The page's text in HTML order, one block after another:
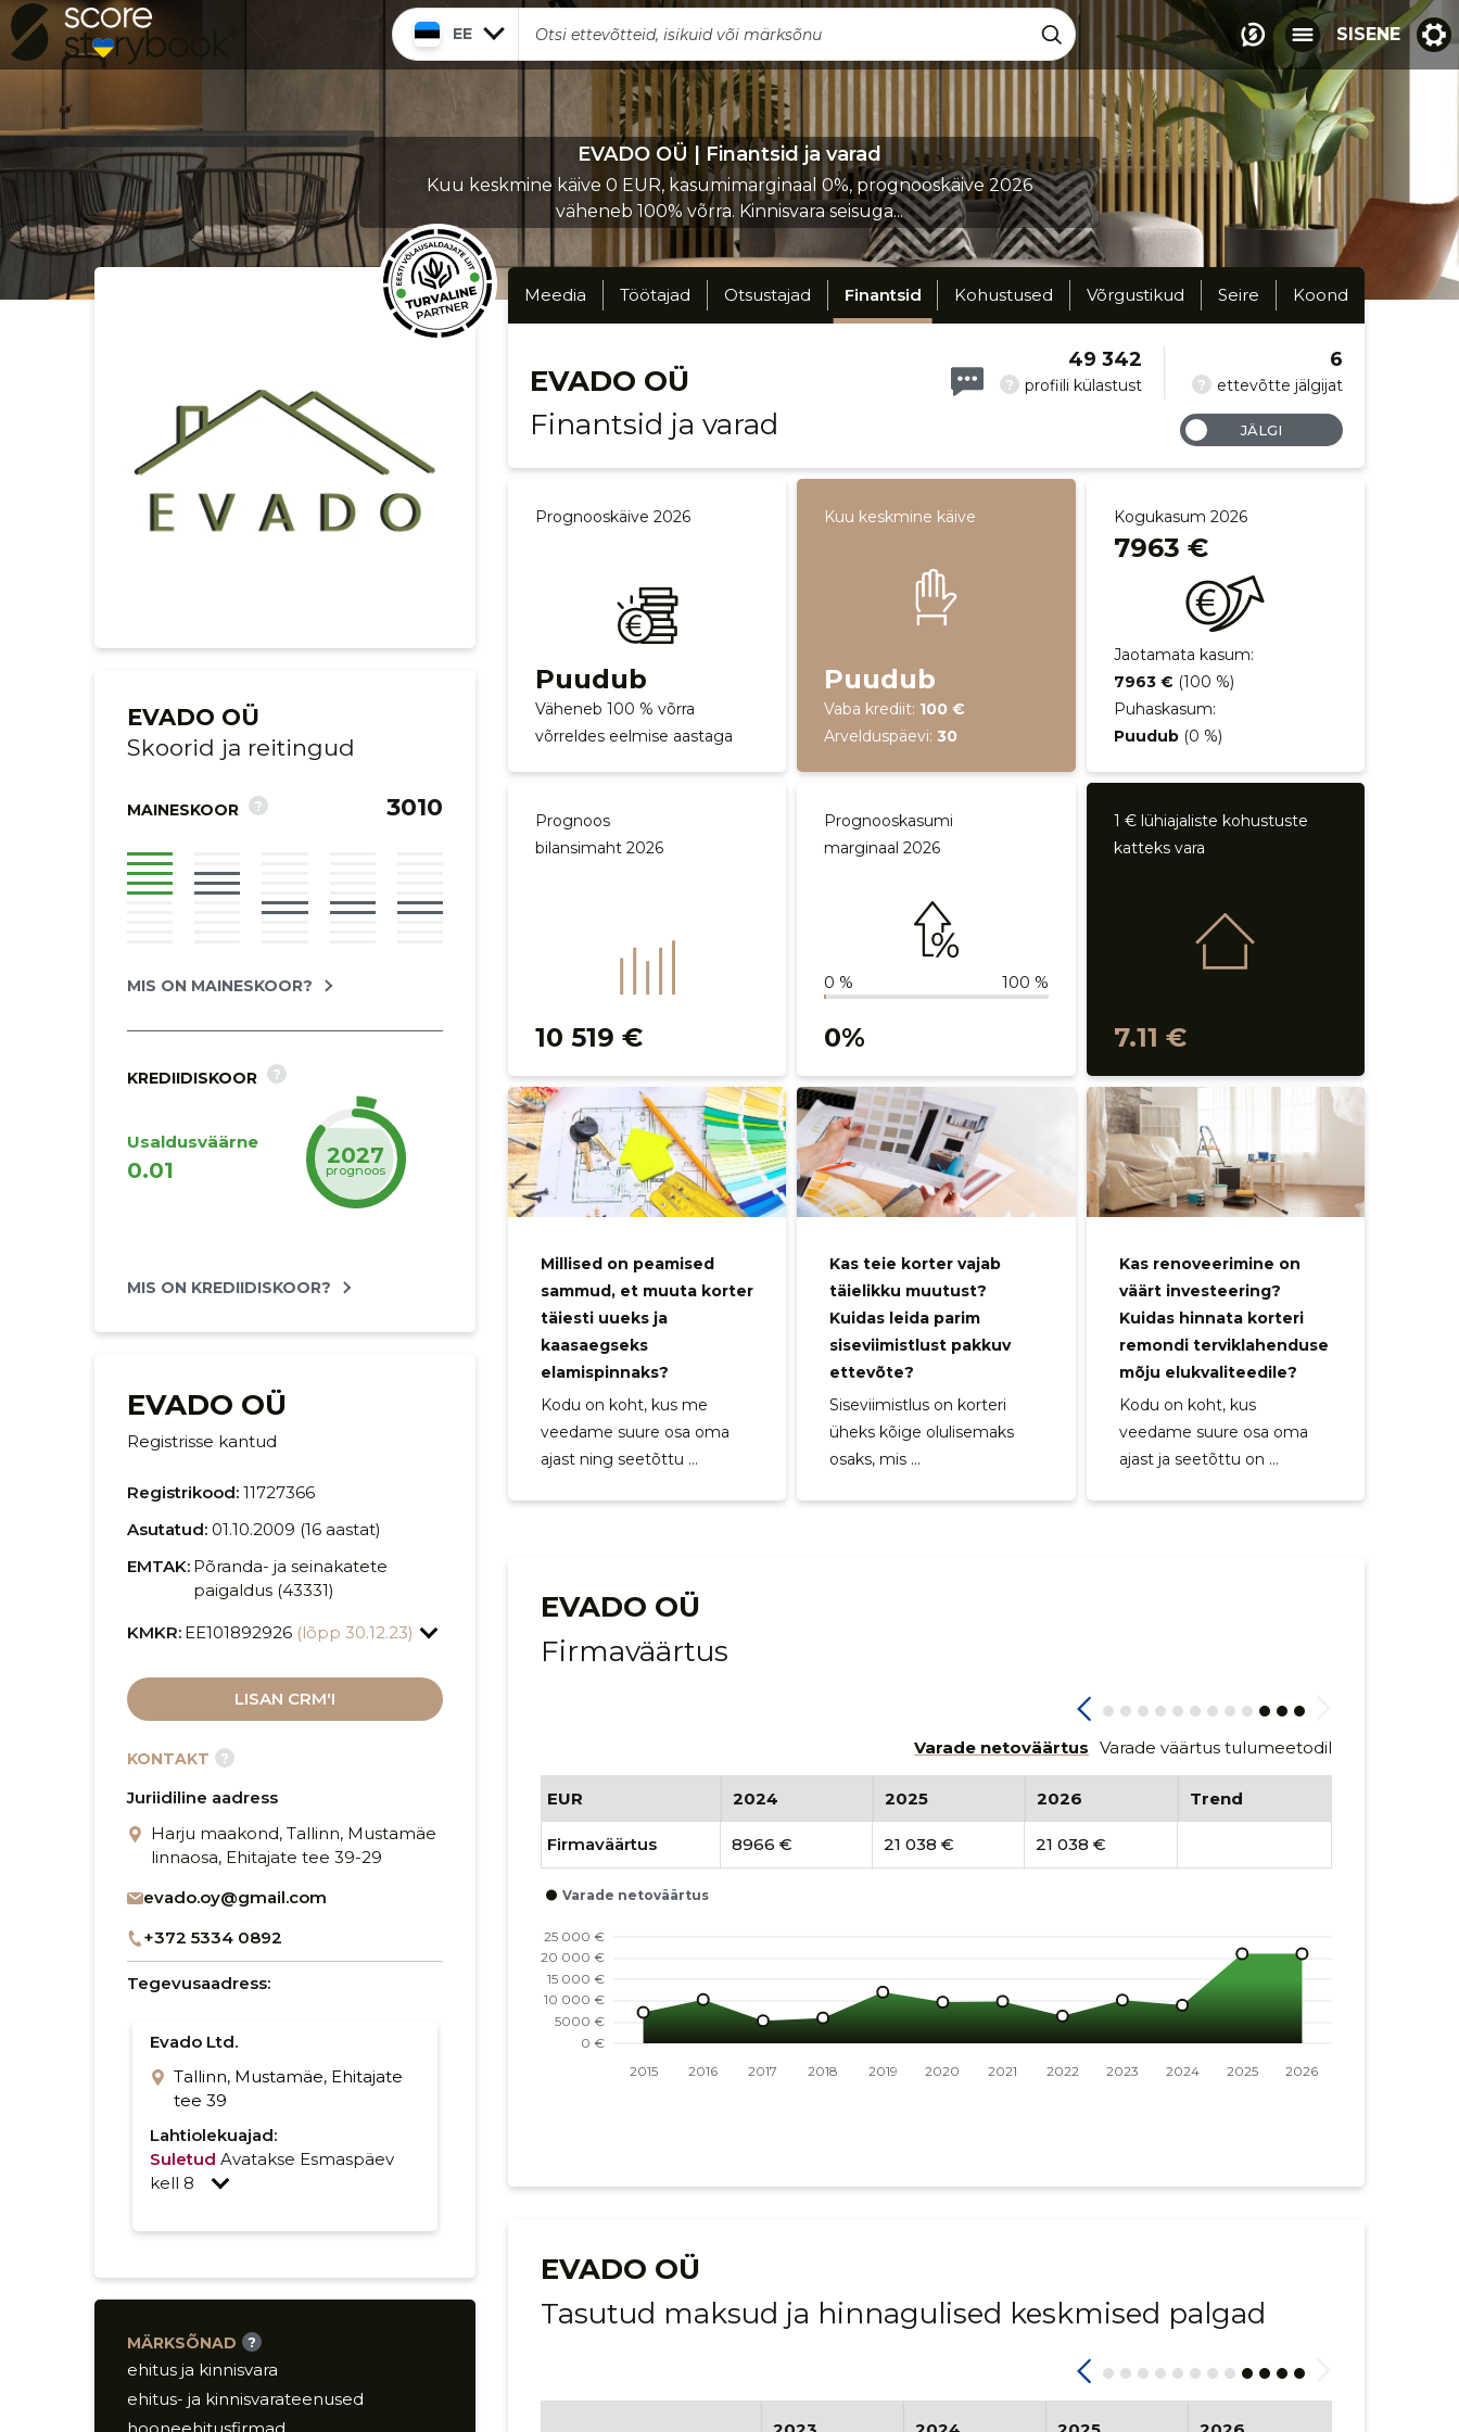
EE SISENE
EVADO OÜ | Finantsid ja varad
Kuu keskmine käive 0 EUR, kasumimarginaal 0%, prognooskäive 2026
väheneb 100% võrra. Kinnisvara seisuga...
EVADO OÜ
Skoorid ja reitingud
MAINESKOOR ? 3010
MIS ON MAINESKOOR?
KREDIIDISKOOR ?
Usaldusväärne
0.01
2027
prognoos
MIS ON KREDIIDISKOOR?
EVADO OÜ
Registrisse kantud
Registrikood: 11727366
Asutatud: 01.10.2009 (16 aastat)
EMTAK: Põranda- ja seinakatete
paigaldus (43331)
KMKR: EE101892926 (lõpp 30.12.23)
LISAN CRM'I
KONTAKT ?
Juriidiline aadress
Harju maakond, Tallinn, Mustamäe
linnaosa, Ehitajate tee 39-29
evado.oy@gmail.com
+372 5334 0892
Tegevusaadress:
Evado Ltd.
Tallinn, Mustamäe, Ehitajate
tee 39
Lahtiolekuajad:
Suletud Avatakse Esmaspäev
kell 8
MÄRKSÕNAD ?
ehitus ja kinnisvara
ehitus- ja kinnisvarateenused
Meedia Töötajad Otsustajad Finantsid Kohustused Võrgustikud Seire Koond
EVADO OÜ
Finantsid ja varad
? profiili külastust
49 342
? ettevõtte jälgijat
6
JÄLGI
Prognooskäive 2026
Puudub
Väheneb 100 % võrra
võrreldes eelmise aastaga
Kuu keskmine käive
Puudub
Vaba krediit: 100 €
Arvelduspäevi:30
Kogukasum 2026
7963 €
Jaotamata kasum:
7963 € (100 %)
Puhaskasum:
Puudub(0 %)
Prognoos
bilansimaht 2026
10 519 €
Prognooskasumi
marginaal 2026
0 % 100 %
0%
1 € lühiajaliste kohustuste
katteks vara
7.11 €
Millised on peamised
sammud, et muuta korter
täiesti uueks ja
kaasaegseks
elamispinnaks?
Kodu on koht, kus me
veedame suure osa oma
ajast ning seetõttu ...
Kas teie korter vajab
täielikku muutust?
Kuidas leida parim
siseviimistlust pakkuv
ettevõte?
Siseviimistlus on korteri
üheks kõige olulisemaks
osaks, mis ...
Kas renoveerimine on
väärt investeering?
Kuidas hinnata korteri
remondi terviklahenduse
mõju elukvaliteedile?
Kodu on koht, kus
veedame suure osa oma
ajast ja seetõttu on ...
EVADO OÜ
Firmaväärtus
Varade netoväärtus Varade väärtus tulumeetodil
EUR 2024 2025 2026 Trend
Firmaväärtus 8966 € 21 038 € 21 038 €
EVADO OÜ
Tasutud maksud ja hinnagulised keskmised palgad